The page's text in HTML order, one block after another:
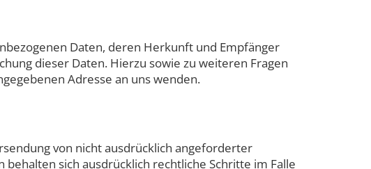
Daten, deren Herkunft und Empfänger
dieser Daten. Hierzu sowie zu weiteren Fragen
Adresse an uns wenden.
von nicht ausdrücklich angeforderter
sich ausdrücklich rechtliche Schritte im Falle